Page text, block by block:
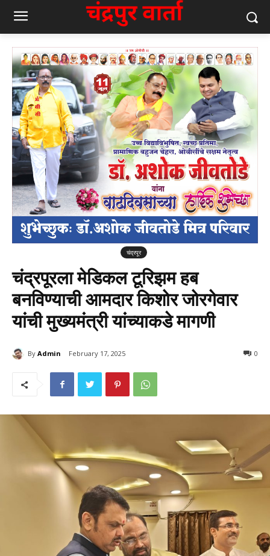
चंद्रपूर
चंद्रपूरला मेडिकल टूरिझम हब
बनविण्याची आमदार किशोर जोरगेवार
यांची मुख्यमंत्री यांच्याकडे मागणी
By Admin February 17, 2025 0